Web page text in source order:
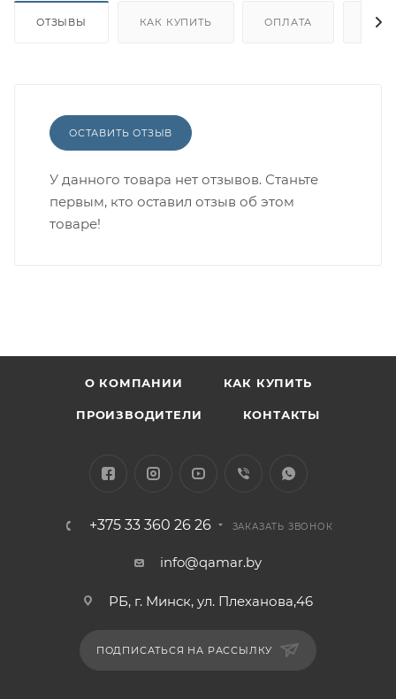
ОТЗЫВЫ КАК КУПИТЬ ОПЛАТА
ОСТАВИТЬ ОТЗЫВ
У данного товара нет отзывов. Станьте
первым, кто оставил отзыв об этом
товаре!
О КОМПАНИИ КАК КУПИТЬ
ПРОИЗВОДИТЕЛИ КОНТАКТЫ
+375 33 360 26 26 ЗАКАЗАТЬ ЗВОНОК
info@qamar.by
РБ, г. Минск, ул. Плеханова,46
ПОДПИСАТЬСЯ НА РАССЫЛКУ